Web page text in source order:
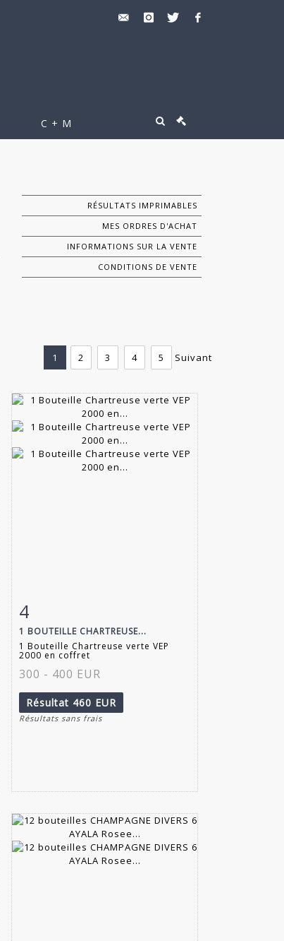
C + M
RÉSULTATS IMPRIMABLES
MES ORDRES D'ACHAT
INFORMATIONS SUR LA VENTE
CONDITIONS DE VENTE
1 2 3 4 5 Suivant
Fiche détaillée
4
1 BOUTEILLE CHARTREUSE...
1 Bouteille Chartreuse verte VEP
2000 en coffret
300 - 400 EUR
Résultat 460 EUR
Résultats sans frais